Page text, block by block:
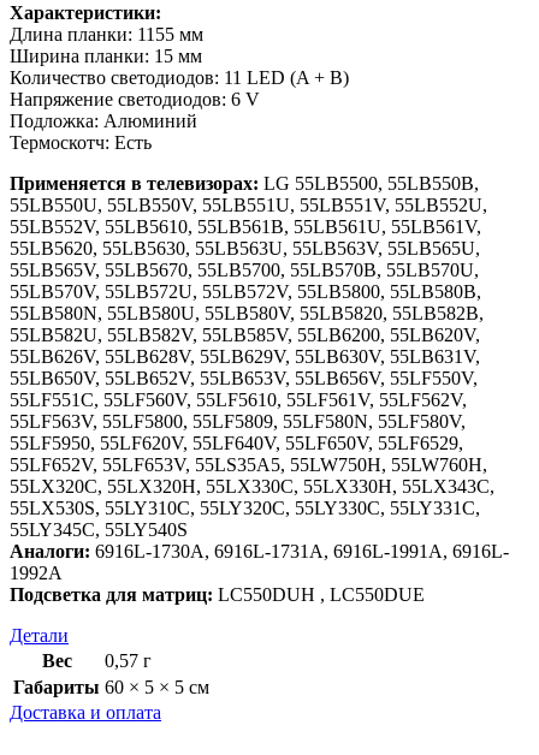
Характеристики:
Длина планки: 1155 мм
Ширина планки: 15 мм
Количество светодиодов: 11 LED (A + B)
Напряжение светодиодов: 6 V
Подложка: Алюминий
Термоскотч: Есть
Применяется в телевизорах: LG 55LB5500, 55LB550B,
55LB550U, 55LB550V, 55LB551U, 55LB551V, 55LB552U,
55LB552V, 55LB5610, 55LB561B, 55LB561U, 55LB561V,
55LB5620, 55LB5630, 55LB563U, 55LB563V, 55LB565U,
55LB565V, 55LB5670, 55LB5700, 55LB570B, 55LB570U,
55LB570V, 55LB572U, 55LB572V, 55LB5800, 55LB580B,
55LB580N, 55LB580U, 55LB580V, 55LB5820, 55LB582B,
55LB582U, 55LB582V, 55LB585V, 55LB6200, 55LB620V,
55LB626V, 55LB628V, 55LB629V, 55LB630V, 55LB631V,
55LB650V, 55LB652V, 55LB653V, 55LB656V, 55LF550V,
55LF551C, 55LF560V, 55LF5610, 55LF561V, 55LF562V,
55LF563V, 55LF5800, 55LF5809, 55LF580N, 55LF580V,
55LF5950, 55LF620V, 55LF640V, 55LF650V, 55LF6529,
55LF652V, 55LF653V, 55LS35A5, 55LW750H, 55LW760H,
55LX320C, 55LX320H, 55LX330C, 55LX330H, 55LX343C,
55LX530S, 55LY310C, 55LY320C, 55LY330C, 55LY331C,
55LY345C, 55LY540S
Аналоги: 6916L-1730A, 6916L-1731A, 6916L-1991A, 6916L-
1992A
Подсветка для матриц: LC550DUH , LC550DUE
Детали
Вес
0,57 г
Габариты 60 × 5 × 5 см
Доставка и оплата